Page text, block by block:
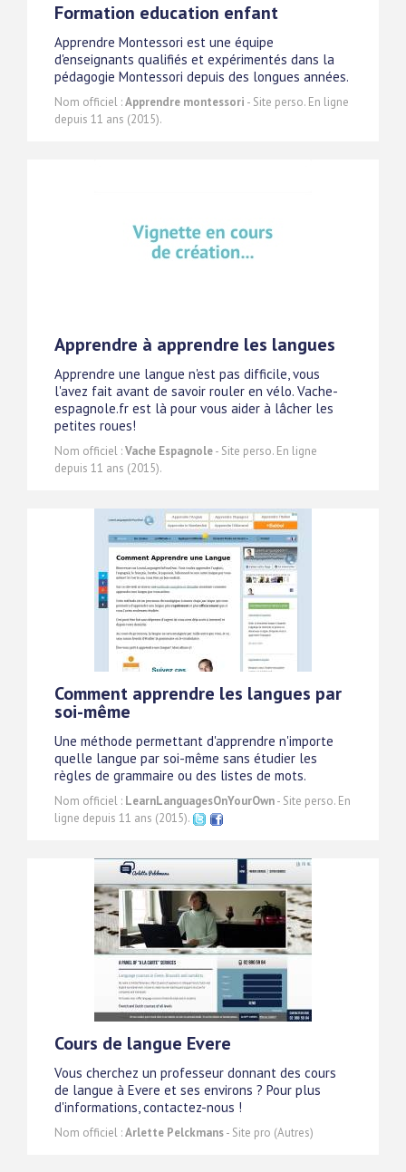
Formation education enfant
Apprendre Montessori est une équipe
d'enseignants qualifiés et expérimentés dans la
pédagogie Montessori depuis des longues années.
Nom officiel :Apprendre montessori - Site perso. En ligne
depuis 11 ans (2015).
Apprendre à apprendre les langues
Apprendre une langue n'est pas difficile, vous
l'avez fait avant de savoir rouler en vélo. Vache-
espagnole.fr est là pour vous aider à lâcher les
petites roues!
Nom officiel :Vache Espagnole- Site perso. En ligne
depuis 11 ans (2015).
Comment apprendre les langues par
soi-même
Une méthode permettant d'apprendre n'importe
quelle langue par soi-même sans étudier les
règles de grammaire ou des listes de mots.
Nom officiel : LearnLanguagesOnYourOwn- Site perso. En
ligne depuis 11 ans (2015).
Cours de langue Evere
Vous cherchez un professeur donnant des cours
de langue à Evere et ses environs ? Pour plus
d'informations, contactez-nous !
Nom officiel :Arlette Pelckmans- Site pro (Autres)